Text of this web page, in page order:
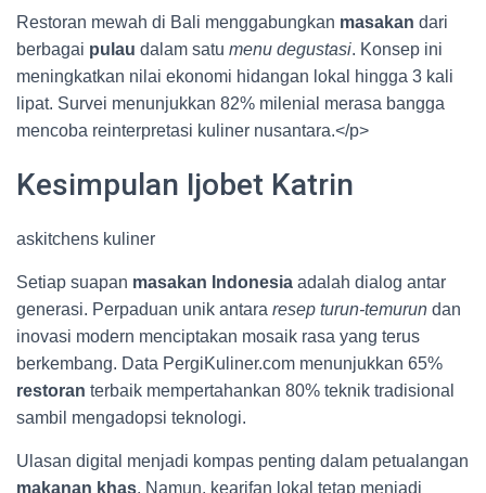
Restoran mewah di Bali menggabungkan masakan dari
berbagai pulau dalam satu menu degustasi. Konsep ini
meningkatkan nilai ekonomi hidangan lokal hingga 3 kali
lipat. Survei menunjukkan 82% milenial merasa bangga
mencoba reinterpretasi kuliner nusantara.</p>
Kesimpulan Ijobet Katrin
askitchens kuliner
Setiap suapan masakan Indonesia adalah dialog antar
generasi. Perpaduan unik antara resep turun-temurun dan
inovasi modern menciptakan mosaik rasa yang terus
berkembang. Data PergiKuliner.com menunjukkan 65%
restoran terbaik mempertahankan 80% teknik tradisional
sambil mengadopsi teknologi.
Ulasan digital menjadi kompas penting dalam petualangan
makanan khas. Namun, kearifan lokal tetap menjadi